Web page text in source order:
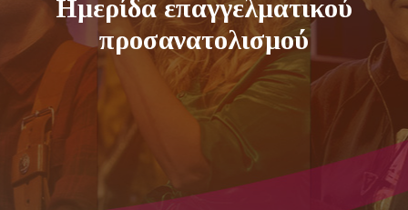
Ημερίδα επαγγελματικού
προσανατολισμού